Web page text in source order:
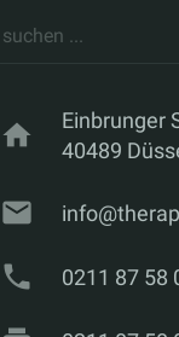
home
Einbrunger
40489
mail
phone 0211 87 58